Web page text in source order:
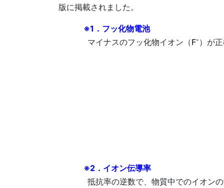
版に掲載されました。
※1．フッ化物電池
マイナスのフッ化物イオン（F- ）が
※2．イオン伝導率
抵抗率の逆数で、物質中でのイオン